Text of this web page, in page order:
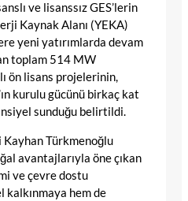
ve lisanssız GES’lerin
Kaynak Alanı (YEKA)
yeni yatırımlarda devam
toplam 514 MW
ön lisans projelerinin,
kurulu gücünü birkaç kat
sunduğu belirtildi.
Türkmenoğlu
avantajlarıyla öne çıkan
ve çevre dostu
kalkınmaya hem de